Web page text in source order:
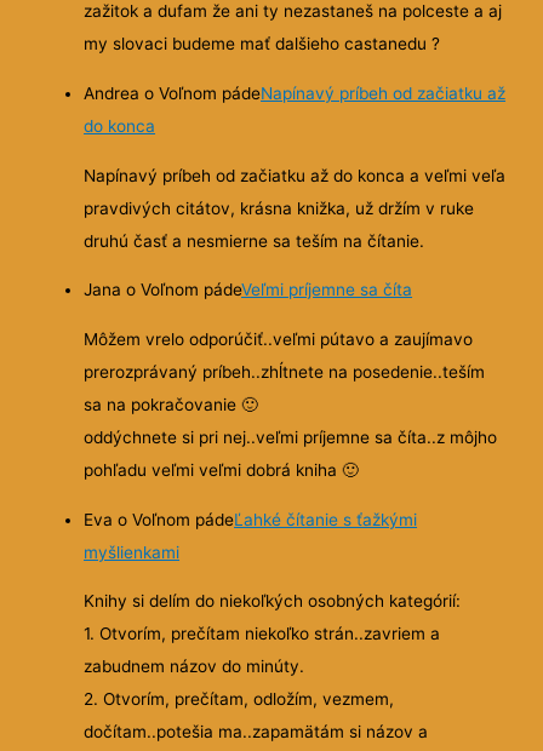
zažitok a dufam že ani ty nezastaneš na polceste a aj
my slovaci budeme mať dalšieho castanedu ?
Andrea o Voľnom pádeNapínavý príbeh od začiatku až
do konca
Napínavý príbeh od začiatku až do konca a veľmi veľa
pravdivých citátov, krásna knižka, už držím v ruke
druhú časť a nesmierne sa teším na čítanie.
Jana o Voľnom pádeVeľmi príjemne sa číta
Môžem vrelo odporúčiť..veľmi pútavo a zaujímavo
prerozprávaný príbeh..zhĺtnete na posedenie..teším
sa na pokračovanie🙂
oddýchnete si pri nej..veľmi príjemne sa číta..z môjho
pohľadu veľmi veľmi dobrá kniha🙂
Eva o Voľnom pádeĽahké čítanie s ťažkými
myšlienkami
Knihy si delím do niekoľkých osobných kategórií:
1. Otvorím, prečítam niekoľko strán..zavriem a
zabudnem názov do minúty.
2. Otvorím, prečítam, odložím, vezmem,
dočítam..potešia ma..zapamätám si názov a